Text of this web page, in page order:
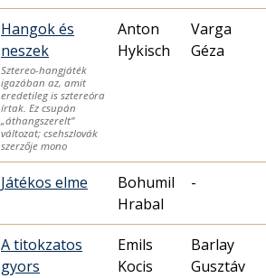
Hangok és
neszek
Sztereo-hangjáték
igazában az, amit
eredetileg is sztereóra
írtak. Ez csupán
„áthangszerelt”
változat; csehszlovák
szerzője mono
Anton
Hykisch
Varga
Géza
Játékos elme
Bohumil
Hrabal
-
A titokzatos
gyors
Emils
Kocis
Barlay
Gusztáv